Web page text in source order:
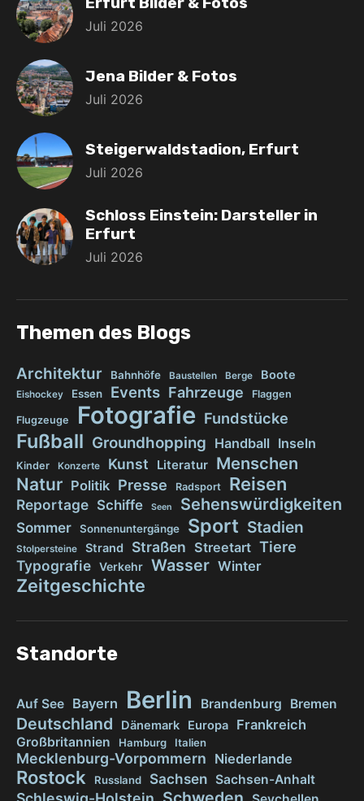
Juli 2026
Jena Bilder & Fotos
Juli 2026
Steigerwaldstadion, Erfurt
Juli 2026
Schloss Einstein: Darsteller in
Erfurt
Juli 2026
Themen des Blogs
Architektur Bahnhöfe Baustellen Berge Boote
Eishockey Essen Events Fahrzeuge Flaggen
Flugzeuge Fotografie Fundstücke
Fußball Groundhopping Handball Inseln
Kinder Konzerte Kunst Literatur Menschen
Natur Politik Presse Radsport Reisen
Reportage Schiffe Seen Sehenswürdigkeiten
Sommer Sonnenuntergänge Sport Stadien
Stolpersteine Strand Straßen Streetart Tiere
Typografie Verkehr Wasser Winter
Zeitgeschichte
Standorte
Auf See Bayern Berlin Brandenburg Bremen
Deutschland Dänemark Europa Frankreich
Großbritannien Hamburg Italien
Mecklenburg-Vorpommern Niederlande
Rostock Russland Sachsen Sachsen-Anhalt